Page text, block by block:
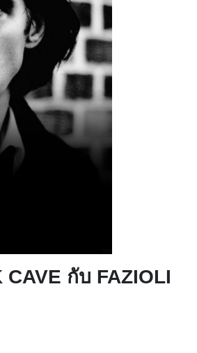
กับ FAZIOLI